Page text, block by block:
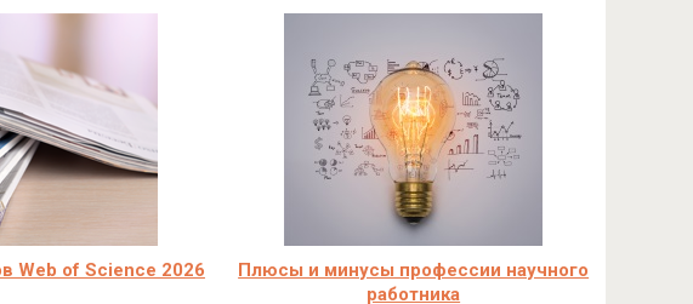
Web of Science 2026
Плюсы и минусы профессии научного
работника